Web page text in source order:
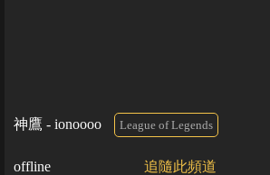
神鷹 - ionoooo League of Legends
offline 追隨此頻道